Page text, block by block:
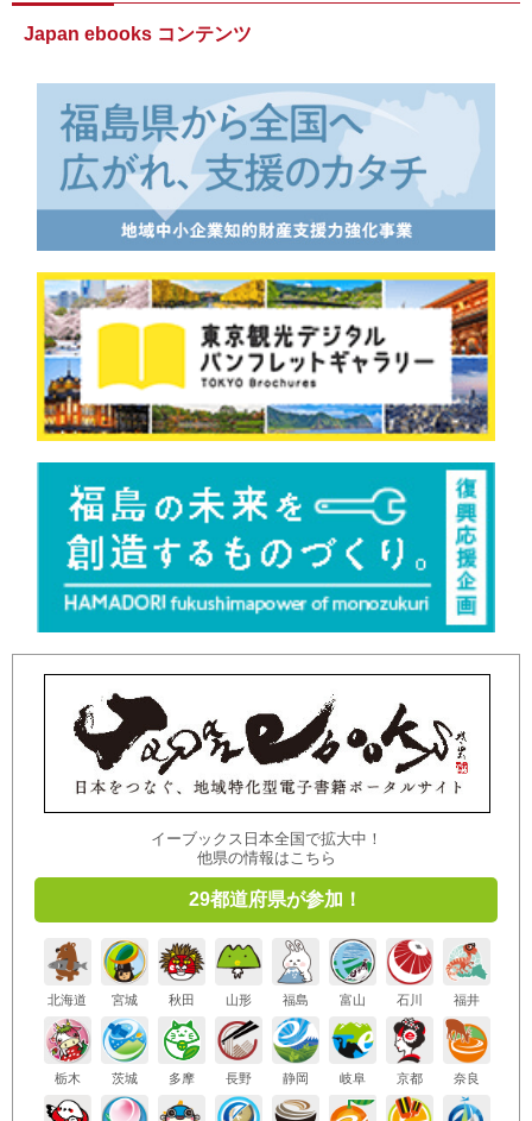
Japan ebooks コンテンツ
イーブックス日本全国で拡大中！
他県の情報はこちら
29都道府県が参加！
北海道 宮城 秋田 山形 福島 富山 石川 福井
栃木 茨城 多摩 長野 静岡 岐阜 京都 奈良